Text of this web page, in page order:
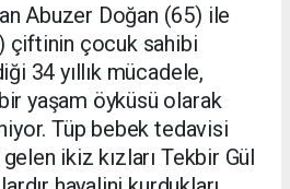
Abuzer Doğan (65) ile
çiftinin çocuk sahibi
34 yıllık mücadele,
yaşam öyküsü olarak
Tüp bebek tedavisi
ikiz kızları Tekbir Gül